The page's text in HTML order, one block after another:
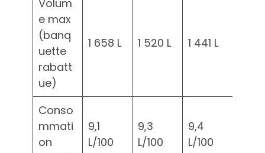
Volum
e max
(banq
uette
rabatt
ue)
1 658 L 1 520 L 1 441 L
Conso
mmati
on
9,1
L/100
9,3
L/100
9,4
L/100